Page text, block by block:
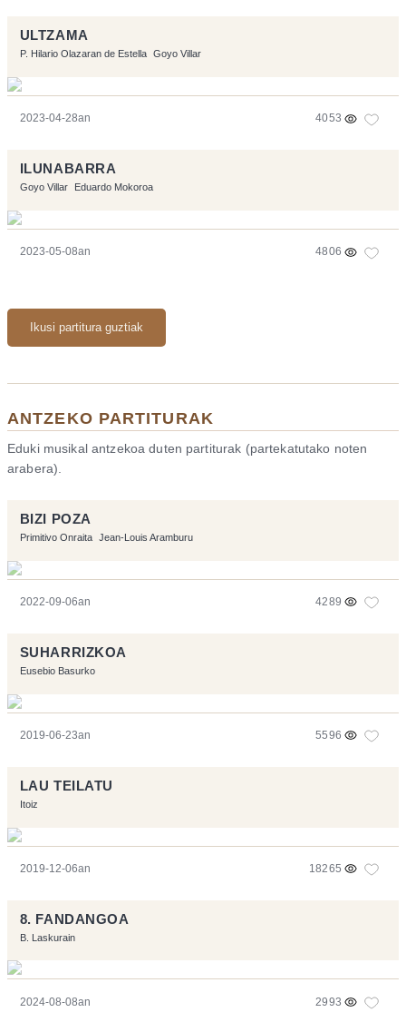
ULTZAMA
P. Hilario Olazaran de Estella Goyo Villar
2023-04-28an 4053
ILUNABARRA
Goyo Villar Eduardo Mokoroa
2023-05-08an 4806
Ikusi partitura guztiak
ANTZEKO PARTITURAK
Eduki musikal antzekoa duten partiturak (partekatutako noten
arabera).
BIZI POZA
Primitivo Onraita Jean-Louis Aramburu
2022-09-06an 4289
SUHARRIZKOA
Eusebio Basurko
2019-06-23an 5596
LAU TEILATU
Itoiz
2019-12-06an 18265
8. FANDANGOA
B. Laskurain
2024-08-08an 2993